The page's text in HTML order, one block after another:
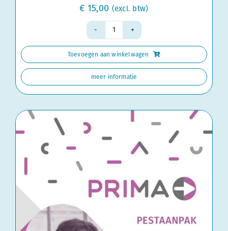
€ 15,00 (excl. btw)
Handleiding
groep
Toevoegen aan winkelwagen
meer informatie